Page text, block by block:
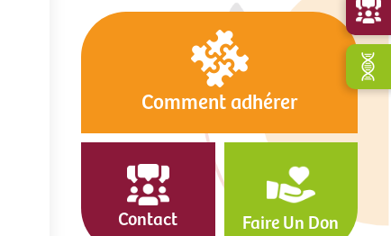
Comment adhérer
Contact Faire Un Don